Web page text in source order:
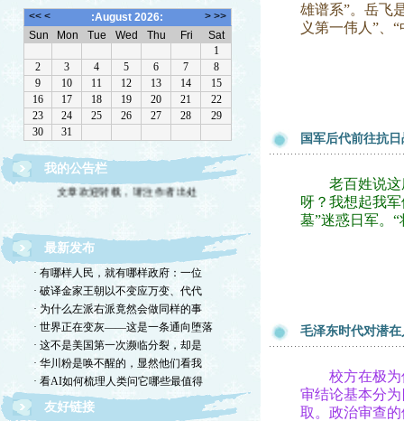
我的公告栏
文章欢迎转载，请注作者出处
最新发布
· 有哪样人民，就有哪样政府：一位
· 破译金家王朝以不变应万变、代代
· 为什么左派右派竟然会做同样的事
· 世界正在变灰——这是一条通向堕落
· 这不是美国第一次濒临分裂，却是
· 华川粉是唤不醒的，显然他们看我
· 看AI如何梳理人类问它哪些最值得
友好链接
雄谱系”。岳飞
义第一伟人”、
国军后代前往抗
老百姓说这座
呀？我想起我
墓”迷惑日军。
毛泽东时代对潜
校方在极为保
审结论基本分
取。政治审查